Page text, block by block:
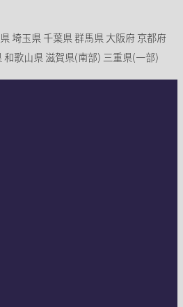
県 埼玉県 千葉県 群馬県 大阪府 京都府
歌山県 滋賀県(南部) 三重県(一部)